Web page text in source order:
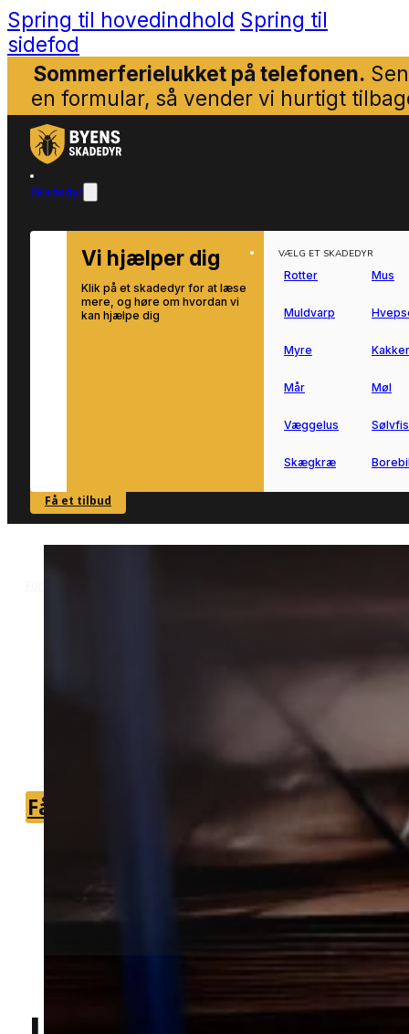
Spring til hovedindhold Spring til
sidefod
Sommerferielukket på telefonen.
en formular, så vender vi hurtigt
Skadedyr
Vi hjælper dig
Klik på et skadedyr for at læse
mere, og høre om hvordan vi
kan hjælpe dig
SE OVERSIGT
VÆLG ET SKADEDYR
Rotter Mus
Muldvarp
Myre
Mår Møl
Væggelus
Skægkræ
Få et tilbud
Hvepsebekæmpelse i Ikast
Effektiv hvepsebekæmpelse i Ikast
hvepsereder i og omkring din bolig.
Få et tilbud +45 51 90 85 46